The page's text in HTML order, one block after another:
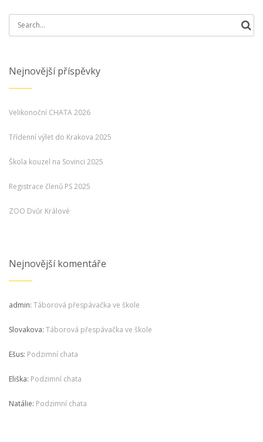
Search
for:
Nejnovější příspěvky
Velikonoční CHATA 2026
Třídenní výlet do Krakova 2025
Škola kouzel na Sovinci 2025
Registrace členů PS 2025
ZOO Dvůr Králové
Nejnovější komentáře
admin: Táborová přespávačka ve škole
Slovakova: Táborová přespávačka ve škole
Ešus: Podzimní chata
Eliška: Podzimní chata
Natálie: Podzimní chata